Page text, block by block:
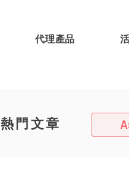
代理產品
熱門文章